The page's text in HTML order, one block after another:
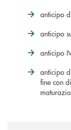
anticipo
anticipo
anticipo
anticipo
fine con